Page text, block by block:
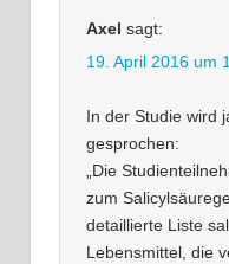
Axel sagt:
19. April 2016 um
In der Studie wird
gesprochen:
„Die
zum
detaillierte Liste
Lebensmittel, die